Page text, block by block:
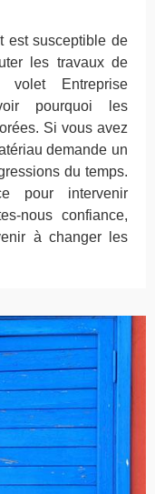
est susceptible de
les travaux de
volet Entreprise
pourquoi les
Si vous avez
demande un
du temps.
pour intervenir
nous confiance,
à changer les